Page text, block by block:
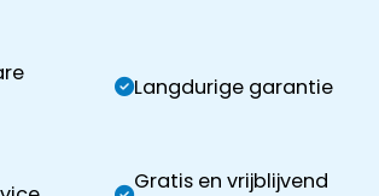
Langdurige garantie
Gratis en vrijblijvend